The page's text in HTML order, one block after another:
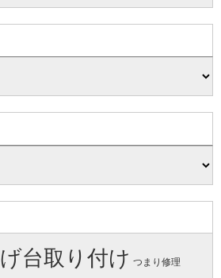
台取り付け つまり修理